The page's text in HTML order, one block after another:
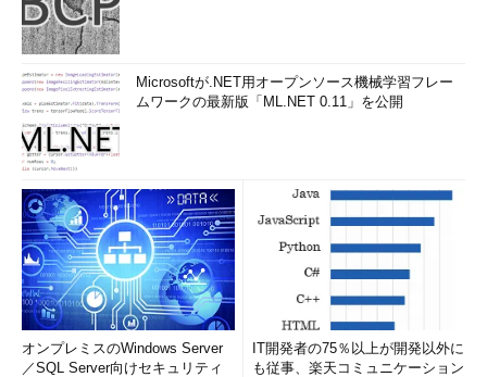
Microsoftが.NET用オープンソース機械学習フレー
ムワークの最新版「ML.NET 0.11」を公開
オンプレミスのWindows Server
／SQL Server向けセキュリティ
IT開発者の75％以上が開発以外に
も従事、楽天コミュニケーション